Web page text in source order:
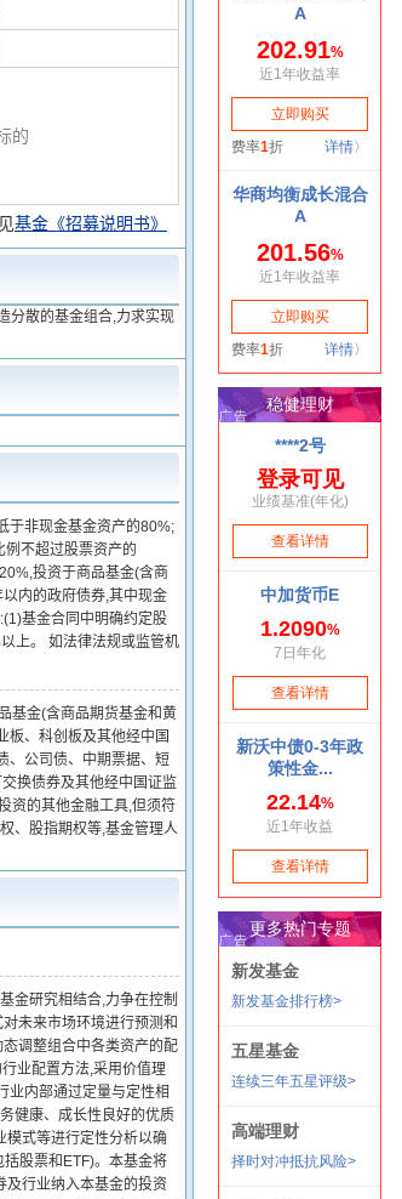
的
基金《招募说明书》
分散的基金组合,力求实现
于非现金基金资产的80%;
不超过股票资产的
投资于商品基金(含商
内的政府债券,其中现金
基金合同中明确约定股
上。 如法律法规或监管机
基金(含商品期货基金和黄
板、科创板及其他经中国
、公司债、中期票据、短
换债券及其他经中国证监
资的其他金融工具,但须符
、股指期权等,基金管理人
金研究相结合,力争在控制
未来市场环境进行预测和
调整组合中各类资产的配
业配置方法,采用价值理
业内部通过定量与定性相
健康、成长性良好的优质
模式等进行定性分析以确
股票和ETF)。本基金将
及行业纳入本基金的投资